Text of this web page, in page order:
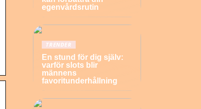
egenvårdsrutin
TRENDER
En stund för dig själv:
varför slots blir
männens
favoritunderhållning